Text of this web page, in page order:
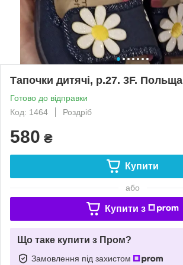
Тапочки дитячі, р.27. 3F. Польща
Готово до відправки
Код: 1464
Роздріб
580 ₴
Купити
або
Купити з
Що таке купити з Пром?
Замовлення під захистом